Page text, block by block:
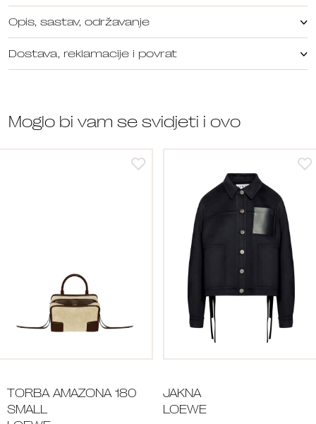
Opis, sastav, održavanje
Dostava, reklamacije i povrat
Moglo bi vam se svidjeti i ovo
TORBA AMAZONA 180
SMALL
JAKNA
LOEWE